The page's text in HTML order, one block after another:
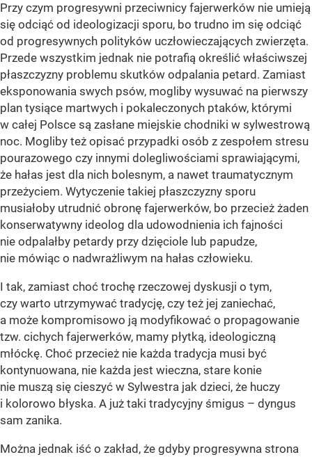
Przy czym progresywni przeciwnicy fajerwerków nie umieją
się odciąć od ideologizacji sporu, bo trudno im się odciąć
od progresywnych polityków uczłowieczających zwierzęta.
Przede wszystkim jednak nie potrafią określić właściwszej
płaszczyzny problemu skutków odpalania petard. Zamiast
eksponowania swych psów, mogliby wysuwać na pierwszy
plan tysiące martwych i pokaleczonych ptaków, którymi
w całej Polsce są zasłane miejskie chodniki w sylwestrową
noc. Mogliby też opisać przypadki osób z zespołem stresu
pourazowego czy innymi dolegliwościami sprawiającymi,
że hałas jest dla nich bolesnym, a nawet traumatycznym
przeżyciem. Wytyczenie takiej płaszczyzny sporu
musiałoby utrudnić obronę fajerwerków, bo przecież żaden
konserwatywny ideolog dla udowodnienia ich fajności
nie odpalałby petardy przy dzięciole lub papudze,
nie mówiąc o nadwrażliwym na hałas człowieku.
I tak, zamiast choć trochę rzeczowej dyskusji o tym,
czy warto utrzymywać tradycję, czy też jej zaniechać,
a może kompromisowo ją modyfikować o propagowanie
tzw. cichych fajerwerków, mamy płytką, ideologiczną
młóckę. Choć przecież nie każda tradycja musi być
kontynuowana, nie każda jest wieczna, stare konie
nie muszą się cieszyć w Sylwestra jak dzieci, że huczy
i kolorowo błyska. A już taki tradycyjny śmigus – dyngus
sam zanika.
Można jednak iść o zakład, że gdyby progresywna strona